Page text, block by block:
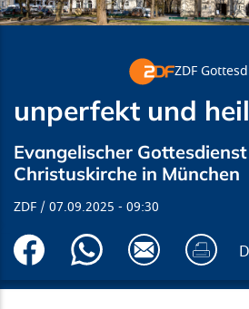
ZDF
unperfekt und
Evangelischer
Christuskirche in München
ZDF 07.09.2025 09:30